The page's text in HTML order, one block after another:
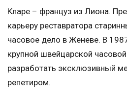
Кларе – француз из Лиона.
карьеру реставратора
часовое дело в Женеве. В
крупной швейцарской
разработать эксклюзивный
репетиром.